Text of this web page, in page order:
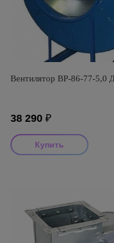
Вентилятор ВР-86-77-5,0
38 290 ₽